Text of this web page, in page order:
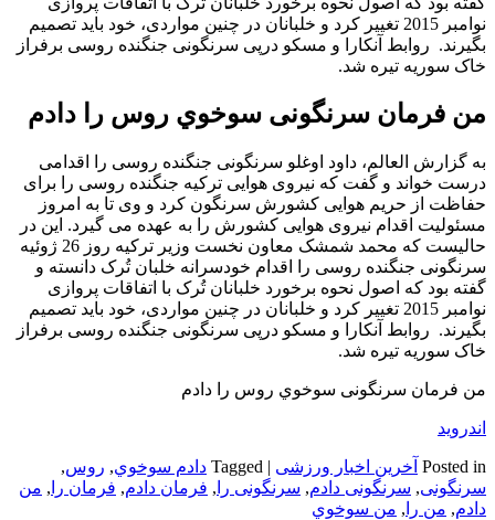
نوامبر 2015 تغییر کرد و خلبانان در چنین مواردی، خود باید تصمیم
بگیرند. روابط آنکارا و مسکو درپی سرنگونی جنگنده روسی برفراز
خاک سوریه تیره شد.
من فرمان سرنگونی سوخوي روس را دادم
به گزارش العالم، داود اوغلو سرنگونی جنگنده روسی را اقدامی
درست خواند و گفت که نیروی هوایی ترکیه جنگنده روسی را برای
حفاظت از حریم هوایی کشورش سرنگون کرد و وی تا به امروز
مسئولیت اقدام نیروی هوایی کشورش را به عهده می گیرد. این در
حالیست که محمد شمشک معاون نخست وزیر ترکیه روز 26 ژوئیه
سرنگونی جنگنده روسی را اقدام خودسرانه خلبان تُرک دانسته و
گفته بود که اصول نحوه برخورد خلبانان تُرک با اتفاقات پروازی
نوامبر 2015 تغییر کرد و خلبانان در چنین مواردی، خود باید تصمیم
بگیرند. روابط آنکارا و مسکو درپی سرنگونی جنگنده روسی برفراز
خاک سوریه تیره شد.
من فرمان سرنگونی سوخوي روس را دادم
اندروید
Posted in آخرین اخبار ورزشی |
Tagged دادم سوخوي, روس,
سرنگونی, سرنگونی دادم, سرنگونی را , فرمان دادم, فرمان را , من
دادم, من را , من سوخوي